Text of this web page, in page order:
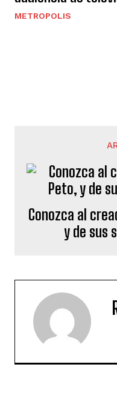
METROPOLIS
Conozca al
y de sus